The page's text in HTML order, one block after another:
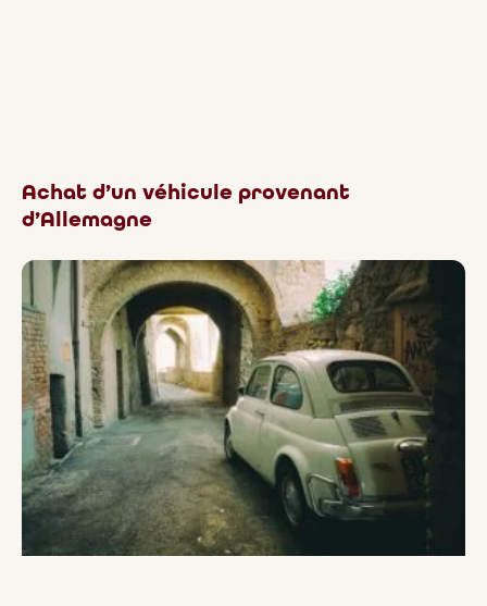
Achat d’un véhicule provenant
d’Allemagne